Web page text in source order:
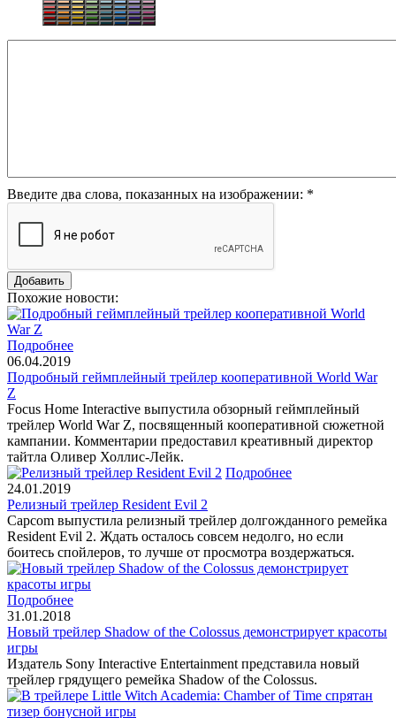
Введите два слова, показанных на изображении: *
Похожие новости:
Подробнее
06.04.2019
Подробный геймплейный трейлер кооперативной World War
Z
Focus Home Interactive выпустила обзорный геймплейный
трейлер World War Z, посвященный кооперативной сюжетной
кампании. Комментарии предоставил креативный директор
тайтла Оливер Холлис-Лейк.
Подробнее
24.01.2019
Релизный трейлер Resident Evil 2
Capcom выпустила релизный трейлер долгожданного ремейка
Resident Evil 2. Ждать осталось совсем недолго, но если
боитесь спойлеров, то лучше от просмотра воздержаться.
Подробнее
31.01.2018
Новый трейлер Shadow of the Colossus демонстрирует красоты
игры
Издатель Sony Interactive Entertainment представила новый
трейлер грядущего ремейка Shadow of the Colossus.